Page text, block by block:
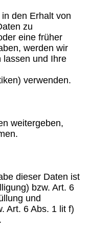
den Erhalt von
zu
eine früher
werden wir
lassen und Ihre
verwenden.
weitergeben,
dieser Daten ist
bzw. Art. 6
und
Art. 6 Abs. 1 lit f)